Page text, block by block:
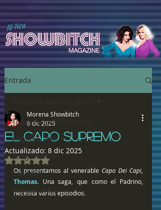
All-New
Entrada
Todas las publicaciones
Chulazos XXX
Song of Bitch
ComiXXX
Comunicados
EL CAPO SUPREMO
Morena Showbitch
6 dic 2025
Actualizado: 8 dic 2025
Obtuvo NaN de 5 estrellas.
Os presentamos al venerable Capo Dei Capi
Thomas. Una saga, que como el Padrino,
necesita varios episodios.